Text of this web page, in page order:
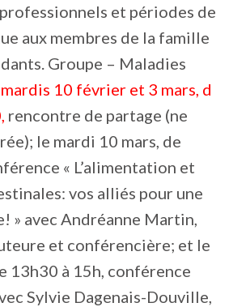
et périodes de
aux membres de la famille
Groupe – Maladies
10 février et 3 mars, d
rencontre de partage (ne
le mardi 10 mars, de
« L’alimentation et
vos alliés pour une
» avec Andréanne Martin,
et conférencière; et le
13h30 à 15h, conférence
Sylvie Dagenais-Douville,